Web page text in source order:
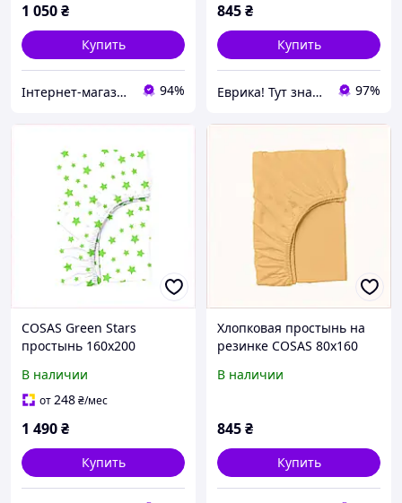
1 050₴
Купить
Інтернет-магазин ShopNow 94%
845₴
Купить
Еврика! Тут знайдеться все! 97%
COSAS Green Stars
простынь 160х200
органического хлопка,
KE85666E30
В наличии
от248₴/мес
1 490₴
Купить
Хлопковая простынь на
резинке COSAS 80х160
76E9327M8K
В наличии
845₴
Купить